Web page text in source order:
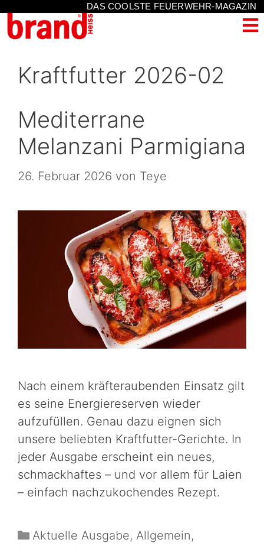
DAS COOLSTE FEUERWEHR-MAGAZIN
Kraftfutter 2026-02
Mediterrane
Melanzani Parmigiana
26. Februar 2026 von Teye
Nach einem kräfteraubenden Einsatz gilt
es seine Energiereserven wieder
aufzufüllen. Genau dazu eignen sich
unsere beliebten Kraftfutter-Gerichte. In
jeder Ausgabe erscheint ein neues,
schmackhaftes – und vor allem für Laien
– einfach nachzukochendes Rezept.
Aktuelle Ausgabe, Allgemein,